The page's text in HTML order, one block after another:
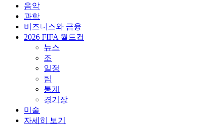
음악
과학
비즈니스와 금융
2026 FIFA 월드컵
뉴스
조
일정
팀
통계
경기장
미술
자세히 보기